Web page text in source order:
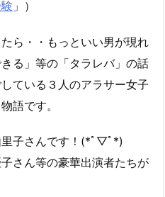
」）
ら・・もっといい男が現れ
る」等の「タラレバ」の話
ている３人のアラサー女子
語です。
里子さんです！(*ﾟ▽ﾟ*)
さん等の豪華出演者たちが